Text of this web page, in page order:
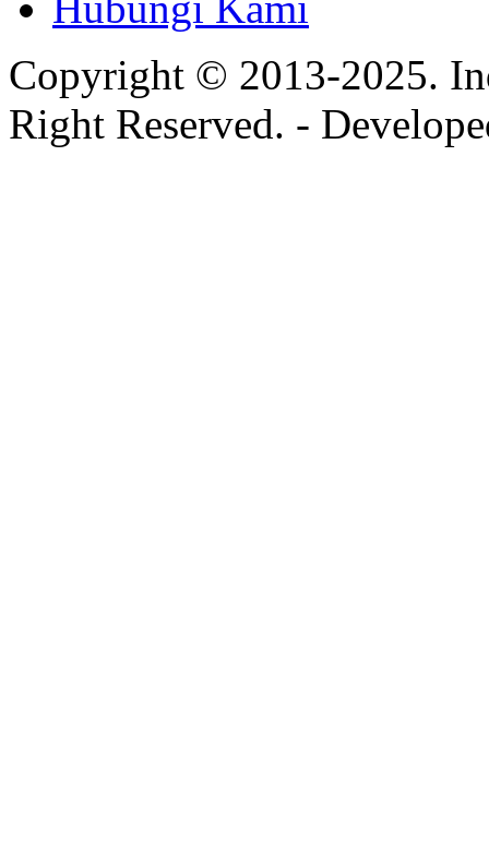
Copyright © 2013-2025.
Right Reserved. -